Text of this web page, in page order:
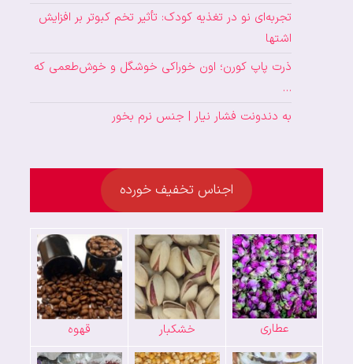
تجربه‌ای نو در تغذیه کودک: تأثیر تخم کبوتر بر افزایش
اشتها
ذرت پاپ کورن؛ اون خوراکی خوشگل و خوش‌طعمی که
…
به دندونت فشار نیار | جنس نرم بخور
اجناس تخفیف خورده
عطاری خشکبار قهوه